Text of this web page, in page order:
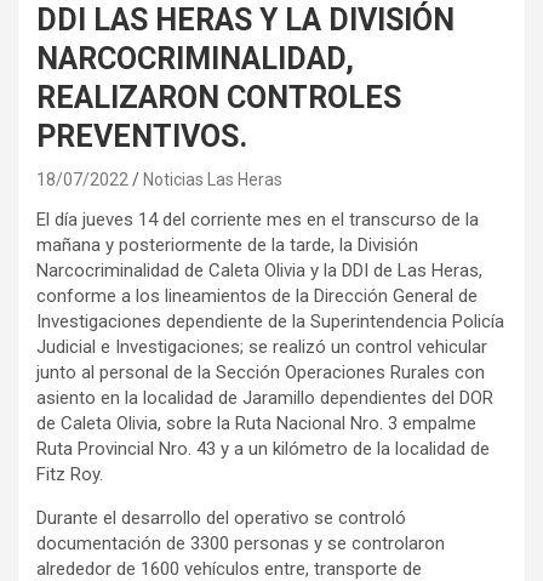
DDI LAS HERAS Y LA DIVISIÓN
NARCOCRIMINALIDAD,
REALIZARON CONTROLES
PREVENTIVOS.
18/07/2022 Noticias Las Heras
El día jueves 14 del corriente mes en el transcurso de la
mañana y posteriormente de la tarde, la División
Narcocriminalidad de Caleta Olivia y la DDI de Las Heras,
conforme a los lineamientos de la Dirección General de
Investigaciones dependiente de la Superintendencia Policía
Judicial e Investigaciones; se realizó un control vehicular
junto al personal de la Sección Operaciones Rurales con
asiento en la localidad de Jaramillo dependientes del DOR
de Caleta Olivia, sobre la Ruta Nacional Nro. 3 empalme
Ruta Provincial Nro. 43 y a un kilómetro de la localidad de
Fitz Roy.
Durante el desarrollo del operativo se controló
documentación de 3300 personas y se controlaron
alrededor de 1600 vehículos entre, transporte de